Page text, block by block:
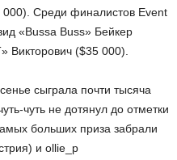
000). Среди финалистов Event
«Bussa Buss» Бейкер
Викторович ($35 000).
сыграла почти тысяча
чуть не дотянул до отметки
больших приза забрали
и ollie_p